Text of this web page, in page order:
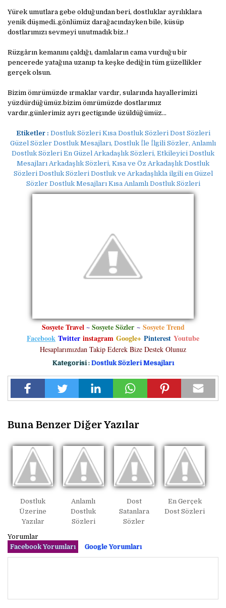
Yürek umutlara gebe olduğundan beri, dostluklar ayrılıklara
yenik düşmedi..gönlümüz darağacındayken bile, küsüp
dostlarımızı sevmeyi unutmadık biz..!
Rüzgârın kemanını çaldığı, damlaların cama vurduğu bir
pencerede yatağına uzanıp ta keşke dediğin tüm güzellikler
gerçek olsun.
Bizim ömrümüzde ırmaklar vardır, sularında hayallerimizi
yüzdürdüğümüz.bizim ömrümüzde dostlarımız
vardır,günlerimiz ayrı gectigınde üzüldüğümüz...
Etiketler : Dostluk Sözleri Kısa Dostluk Sözleri Dost Sözleri
Güzel Sözler Dostluk Mesajları, Dostluk İle İlgili Sözler, Anlamlı
Dostluk Sözleri En Güzel Arkadaşlık Sözleri, Etkileyici Dostluk
Mesajları Arkadaşlık Sözleri, Kısa ve Öz Arkadaşlık Dostluk
Sözleri Dostluk Sözleri Dostluk ve Arkadaşlıkla ilgili en Güzel
Sözler Dostluk Mesajları Kısa Anlamlı Dostluk Sözleri
Sosyete Travel~Sosyete Sözler ~ Sosyete Trend
Facebook Twitter instagram Google+ Pinterest Youtube
Hesaplarımızdan Takip Ederek Bize Destek Olunuz
Kategorisi : Dostluk Sözleri Mesajları
Buna Benzer Diğer Yazılar
Dostluk
Üzerine
Yazılar
Anlamlı
Dostluk
Sözleri
Dost
Satanlara
Sözler
En Gerçek
Dost Sözleri
Yorumlar
Facebook Yorumları
Google Yorumları